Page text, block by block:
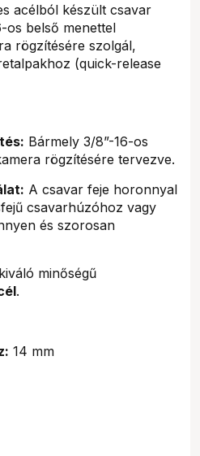
acélból készült csavar
os belső menettel
rögzítésére szolgál,
(quick-release
Bármely 3/8”-16-os
rögzítésére tervezve.
A csavar feje horonnyal
csavarhúzóhoz vagy
és szorosan
minőségű
.
14 mm